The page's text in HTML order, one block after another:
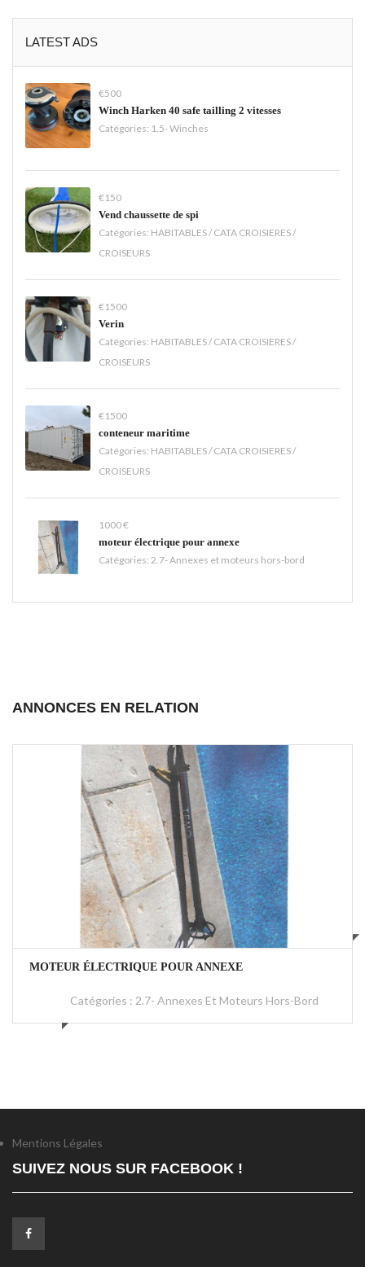
LATEST ADS
€500
Winch Harken 40 safe tailling 2 vitesses
Catégories: 1.5- Winches
€150
Vend chaussette de spi
Catégories: HABITABLES / CATA CROISIERES /
CROISEURS
€1500
Verin
Catégories: HABITABLES / CATA CROISIERES /
CROISEURS
€1500
conteneur maritime
Catégories: HABITABLES / CATA CROISIERES /
CROISEURS
1000 €
moteur électrique pour annexe
Catégories: 2.7- Annexes et moteurs hors-bord
ANNONCES EN RELATION
MOTEUR ÉLECTRIQUE POUR ANNEXE
Catégories : 2.7- Annexes Et Moteurs Hors-Bord
Mentions Légales
SUIVEZ NOUS SUR FACEBOOK !